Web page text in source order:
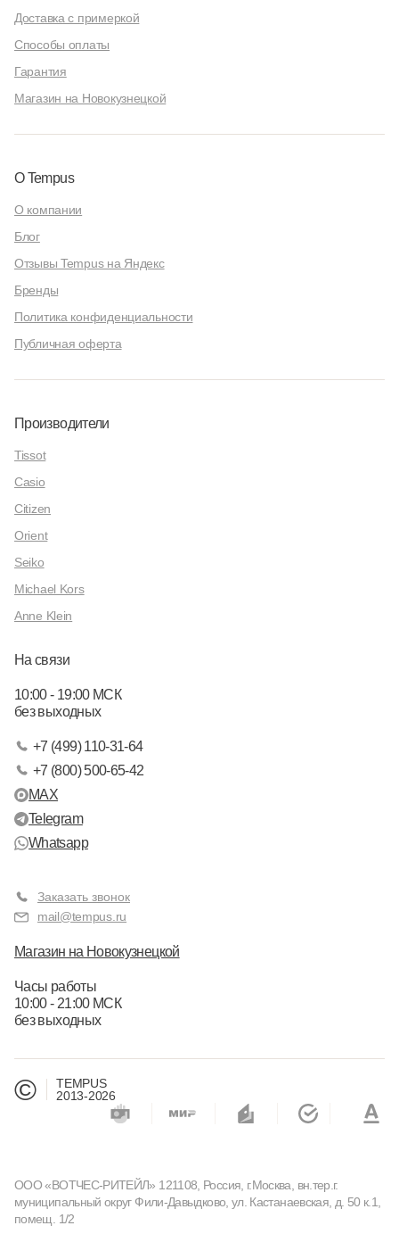
Доставка с примеркой
Способы оплаты
Гарантия
Магазин на Новокузнецкой
О Tempus
О компании
Блог
Отзывы Tempus на Яндекс
Бренды
Политика конфиденциальности
Публичная оферта
Производители
Tissot
Casio
Citizen
Orient
Seiko
Michael Kors
Anne Klein
На связи
10:00 - 19:00 МСК
без выходных
+7 (499) 110-31-64
+7 (800) 500-65-42
MAX
Telegram
Whatsapp
Заказать звонок
mail@tempus.ru
Магазин на Новокузнецкой
Часы работы
10:00 - 21:00 МСК
без выходных
©
TEMPUS
2013-2026
ООО «ВОТЧЕС-РИТЕЙЛ» 121108, Россия, г.Москва, вн.тер.г.
муниципальный округ Фили-Давыдково, ул. Кастанаевская, д. 50 к.1,
помещ. 1/2